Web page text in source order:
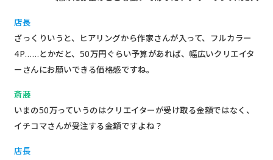
店長
ざっくりいうと、ヒアリングから作家さんが入って、フルカラー
4P……とかだと、50万円ぐらい予算があれば、幅広いクリエイタ
ーさんにお願いできる価格感ですね。
斎藤
いまの50万っていうのはクリエイターが受け取る金額ではなく、
イチコマさんが受注する金額ですよね？
店長